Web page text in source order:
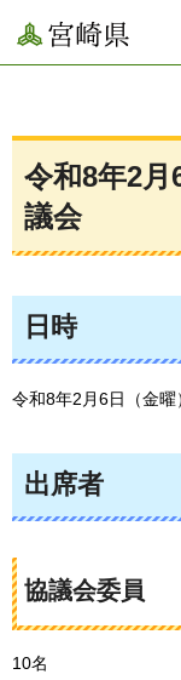
宮崎県
令和8年2
議会
日時
令和8年2月6日（金
出席者
協議会委員
10名